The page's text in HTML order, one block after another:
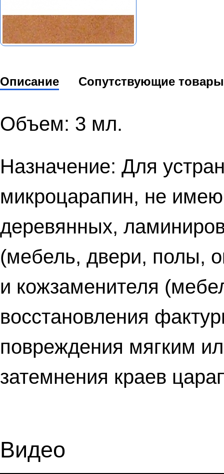
Описание Сопутствующие товары
Объем: 3 мл.
Назначение: Для
микроцарапин, не
деревянных,
(мебель, двери, полы,
и кожзаменителя
восстановления
повреждения мягким
затемнения краев
Видео